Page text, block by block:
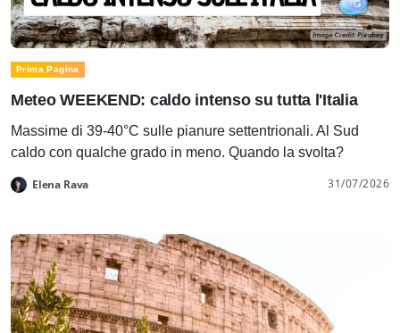
Prima Pagina
Meteo WEEKEND: caldo intenso su tutta l'Italia
Massime di 39-40°C sulle pianure settentrionali. Al Sud
caldo con qualche grado in meno. Quando la svolta?
Elena Rava 31/07/2026